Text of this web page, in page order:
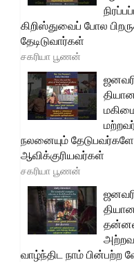
கிறிஸ்துவைப் போல
தேடிடுவார்கள்
சகரியா பூணன்
நலனையும் தேடுபவர்களே
ஆவிக்குரியவர்கள்
சகரியா பூணன்
வாழ்ந்திட நாம் பின்பற்ற